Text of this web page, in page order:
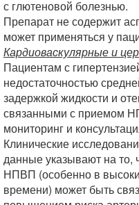
с глютеновой болезнью.
Препарат не содержит
может применяться у
Кардиоваскулярные и
Пациентам с
недостаточностью
задержкой жидкости и
связанными с приемом
мониторинг и
Клинические
данные указывают на то,
НПВП (особенно в
времени) может быть